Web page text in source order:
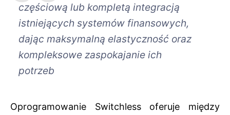
częściową lub kompletą integracją
istniejących systemów finansowych,
dając maksymalną elastyczność oraz
kompleksowe zaspokajanie ich
potrzeb
Oprogramowanie Switchless oferuje między